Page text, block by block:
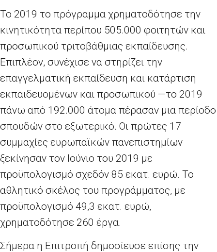
Το 2019 το πρόγραμμα χρηματοδότησε την
κινητικότητα περίπου 505.000 φοιτητών και
προσωπικού τριτοβάθμιας εκπαίδευσης.
Επιπλέον, συνέχισε να στηρίζει την
επαγγελματική εκπαίδευση και κατάρτιση
εκπαιδευομένων και προσωπικού —το 2019
πάνω από 192.000 άτομα πέρασαν μια περίοδο
σπουδών στο εξωτερικό. Οι πρώτες 17
συμμαχίες ευρωπαϊκών πανεπιστημίων
ξεκίνησαν τον Ιούνιο του 2019 με
προϋπολογισμό σχεδόν 85 εκατ. ευρώ. Το
αθλητικό σκέλος του προγράμματος, με
προϋπολογισμό 49,3 εκατ. ευρώ,
χρηματοδότησε 260 έργα.
Σήμερα η Επιτροπή δημοσίευσε επίσης την